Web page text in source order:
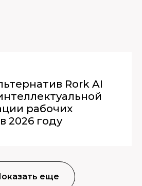
Rork AI
рабочих
2026 году
еще